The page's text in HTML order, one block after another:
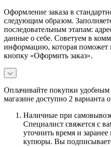
Оформление заказа в
следующим образом.
последовательным этапам:
данные о себе. Советуем в
информацию, которая поможет
кнопку «Оформить заказ».
Оплачивайте покупки
магазине доступно 2 варианта
Наличные при
Специалист свяжется с
уточнить время и
купюры. Вы